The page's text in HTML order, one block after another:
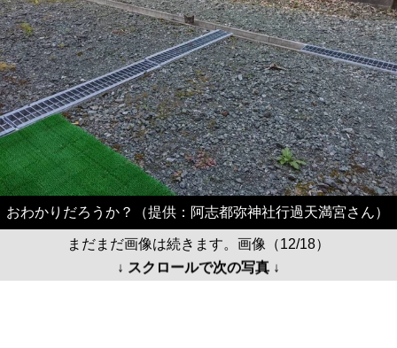
おわかりだろうか？（提供：阿志都弥神社行過天満宮さん）
まだまだ画像は続きます。画像（12/18）
↓ スクロールで次の写真 ↓